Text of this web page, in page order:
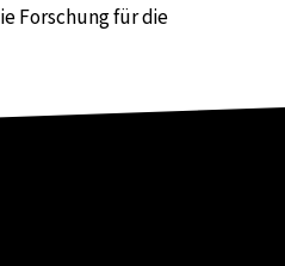
Forschung für die